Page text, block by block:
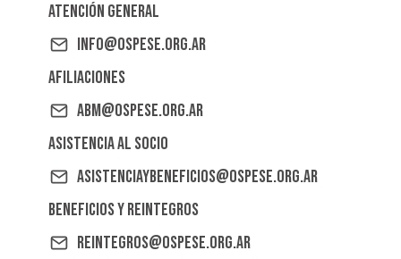
Atención General
info@ospese.org.ar
Afiliaciones
abm@ospese.org.ar
Asistencia al Socio
asistenciaybeneficios@ospese.org.ar
Beneficios y reintegros
reintegros@ospese.org.ar